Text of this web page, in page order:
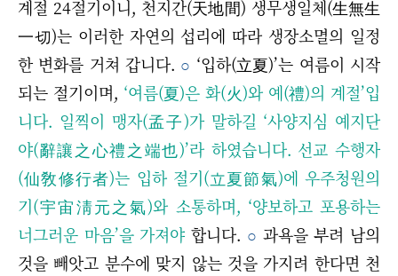
계절 24절기이니, 천지간(天地間) 생무생일체(生無生
一切)는 이러한 자연의 섭리에 따라 생장소멸의 일정
한 변화를 거쳐 갑니다. ○ ‘입하(立夏)’는 여름이 시작
되는 절기이며, ‘여름(夏)은 화(火)와 예(禮)의 계절’입
니다. 일찍이 맹자(孟子)가 말하길 ‘사양지심 예지단
야(辭讓之心禮之端也)’라 하였습니다. 선교 수행자
(仙敎修行者)는 입하 절기(立夏節氣)에 우주청원의
기(宇宙淸元之氣)와 소통하며, ‘양보하고 포용하는
너그러운 마음’을 가져야 합니다. ○ 과욕을 부려 남의
것을 빼앗고 분수에 맞지 않는 것을 가지려 한다면 천